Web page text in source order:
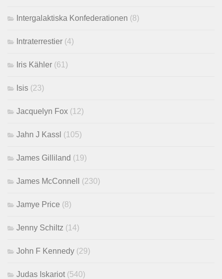
Intergalaktiska Konfederationen (8)
Intraterrestier (4)
Iris Kähler (61)
Isis (23)
Jacquelyn Fox (12)
Jahn J Kassl (105)
James Gilliland (19)
James McConnell (230)
Jamye Price (8)
Jenny Schiltz (14)
John F Kennedy (29)
Judas Iskariot (540)